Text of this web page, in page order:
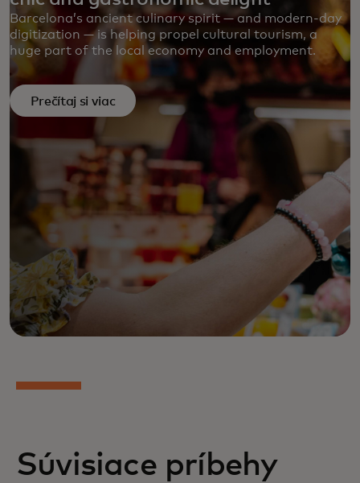
Barcelona’s ancient culinary spirit — and modern-day
digitization — is helping propel cultural tourism, a
huge part of the local economy and employment.
Prečítaj si viac
Súvisiace príbehy